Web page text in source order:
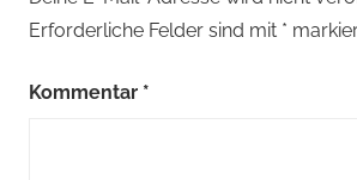
Erforderliche Felder sind mit *
Kommentar *